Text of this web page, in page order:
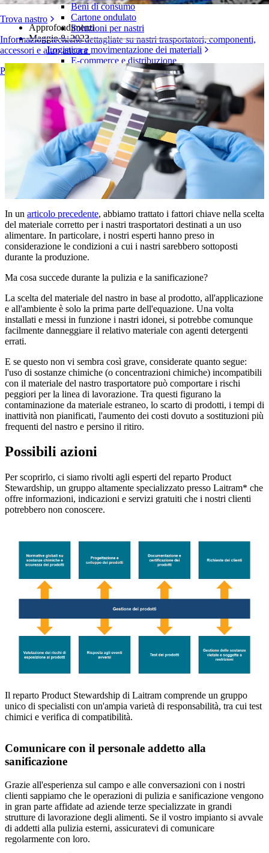
Trova nastro
Informazioni tecniche dettagliate su nastri trasportatori, componenti,
accessori e altro ancora
Panoramica dei prodotti
Beni di consumo
Cartone ondulato
Soluzioni per nastri
Logistica e movimentazione dei materiali
E-commerce e distribuzione
Posta e pacchi
Pneumatici e industria automobilistica
Pneumatici
Industria automobilistica
Batterie EV
Industriale
Panoramica dei settori
Approfondimenti
Maggio 8, 2023
In un articolo precedente, abbiamo trattato i fattori chiave nella scelta
del materiale corretto per i nastri trasportatori destinati a un uso
alimentare. In particolare, i nostri esperti hanno preso in
considerazione le condizioni a cui i nastri sarebbero sottoposti
durante la produzione.
Ma cosa succede durante la pulizia e la sanificazione?
La scelta del materiale del nastro in base al prodotto, all'applicazione
e all'ambiente è solo la prima parte dell'equazione. Una volta
installati e messi in funzione i nastri idonei, si potrebbe comunque
facilmente danneggiare il relativo materiale con agenti detergenti
errati.
E se questo non vi sembra così grave, considerate quanto segue:
l'uso di sostanze chimiche (o concentrazioni chimiche) incompatibili
con il materiale del nastro trasportatore può comportare i rischi
peggiori per la linea di lavorazione. Tra questi figurano la
contaminazione da materiale estraneo, lo scarto di prodotti, i tempi di
inattività non pianificati, l'aumento dei costi dovuto a sostituzioni più
frequenti del nastro e persino il ritiro.
Possibili azioni
Per scoprirlo, ci siamo rivolti agli esperti del reparto Product
Stewardship, un gruppo altamente specializzato presso Laitram* che
offre informazioni, indicazioni e servizi gratuiti che i nostri clienti
potrebbero non conoscere.
Il reparto Product Stewardship di Laitram comprende un gruppo
unico di specialisti con un'ampia varietà di responsabilità, tra cui test
chimici e verifica di compatibilità.
Comunicare con il personale addetto alla
sanificazione
Grazie all'esperienza sul campo e alle conversazioni con i nostri
clienti sappiamo che le operazioni di pulizia e sanificazione vengono
in gran parte affidate ad aziende terze specializzate in grandi
strutture di lavorazione degli alimenti. Se il vostro impianto si avvale
di addetti alla pulizia esterni, assicuratevi di comunicare
regolarmente con loro.